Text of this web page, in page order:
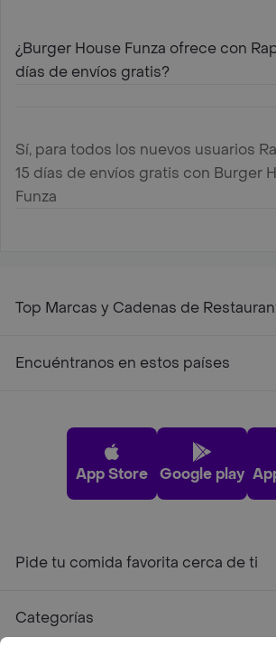
¿Burger House Funza ofrece con
días de envíos gratis?
Sí, para todos los nuevos usuarios
15 días de envíos gratis con Burger
Funza
Top Marcas y Cadenas de
Encuéntranos en estos países
App Store Google play
Pide tu comida favorita cerca de ti
Categorías